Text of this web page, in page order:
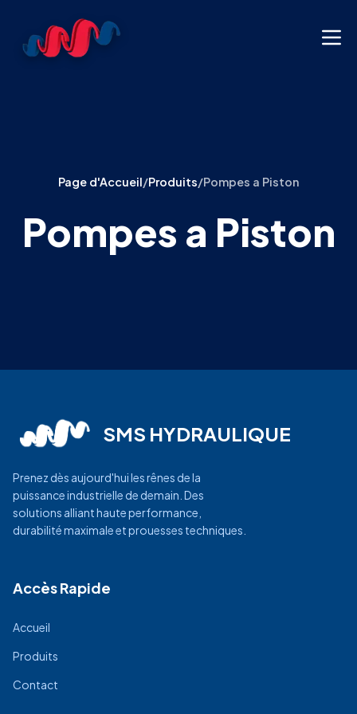
Page d'Accueil/Produits/Pompes a Piston
Pompes a Piston
SMS HYDRAULIQUE
Prenez dès aujourd'hui les rênes de la
puissance industrielle de demain. Des
solutions alliant haute performance,
durabilité maximale et prouesses techniques.
Accès Rapide
Accueil
Produits
Contact